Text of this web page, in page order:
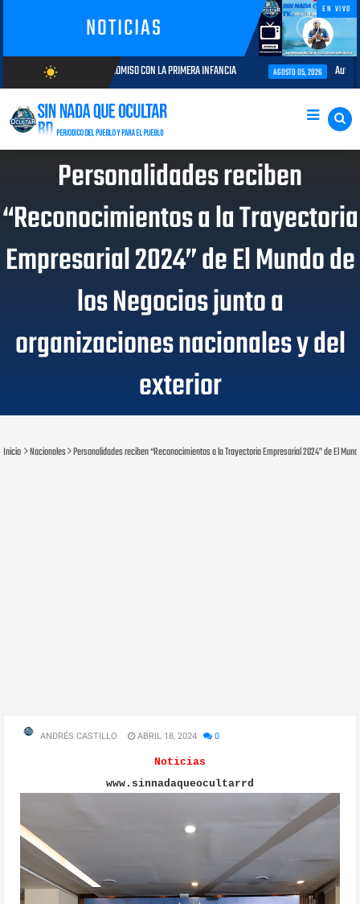
NOTICIAS
EN VIVO
wb_sunny
AGOSTO/9/2026
Y COMPROMISO CON LA PRIMERA INFANCIA AGOSTO 05, 2026 Autoridades del
Personalidades reciben
“Reconocimientos a la Trayectoria
Empresarial 2024” de El Mundo de
los Negocios junto a
organizaciones nacionales y del
exterior
Inicio Nacionales Personalidades reciben “Reconocimientos a la Trayectoria Empresarial 2024” de El
ANDRÉS CASTILLO ABRIL 18, 2024 0
Noticias
www.sinnadaqueocultarrd